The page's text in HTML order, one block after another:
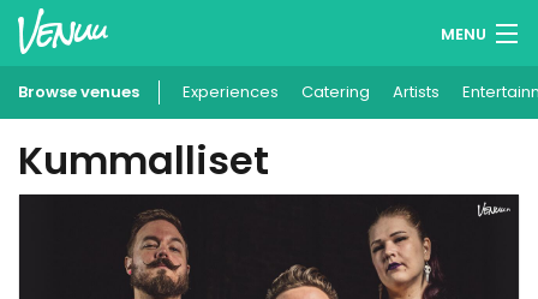
MENU
Wish lists
Log in
English
Add your venue
Browse venues Experiences Catering Artists
Kummalliset